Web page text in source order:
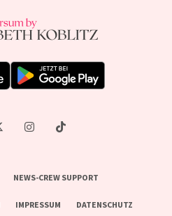
NEWS-CREW SUPPORT
IMPRESSUM DATENSCHUTZ